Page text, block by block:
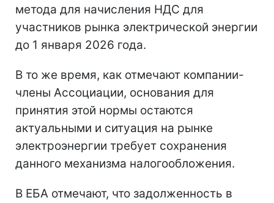
метода для начисления НДС для
участников рынка электрической энергии
до 1 января 2026 года.
В то же время, как отмечают компании-
члены Ассоциации, основания для
принятия этой нормы остаются
актуальными и ситуация на рынке
электроэнергии требует сохранения
данного механизма налогообложения.
В ЕБА отмечают, что задолженность в